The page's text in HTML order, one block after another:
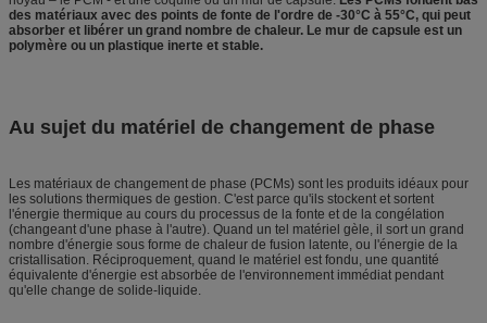
des matériaux avec des points de fonte de l'ordre de -30°C à 55°C, qui peut
absorber et libérer un grand nombre de chaleur. Le mur de capsule est un
polymère ou un plastique inerte et stable.
Au sujet du matériel de changement de phase
Les matériaux de changement de phase (PCMs) sont les produits idéaux pour
les solutions thermiques de gestion. C'est parce qu'ils stockent et sortent
l'énergie thermique au cours du processus de la fonte et de la congélation
(changeant d'une phase à l'autre). Quand un tel matériel gèle, il sort un grand
nombre d'énergie sous forme de chaleur de fusion latente, ou l'énergie de la
cristallisation. Réciproquement, quand le matériel est fondu, une quantité
équivalente d'énergie est absorbée de l'environnement immédiat pendant
qu'elle change de solide-liquide.